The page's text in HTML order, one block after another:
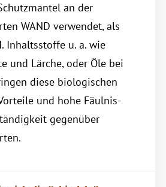
an der
WAND verwendet, als
Inhaltsstoffe u. a. wie
und Lärche, oder Öle bei
diese biologischen
und hohe Fäulnis-
gegenüber